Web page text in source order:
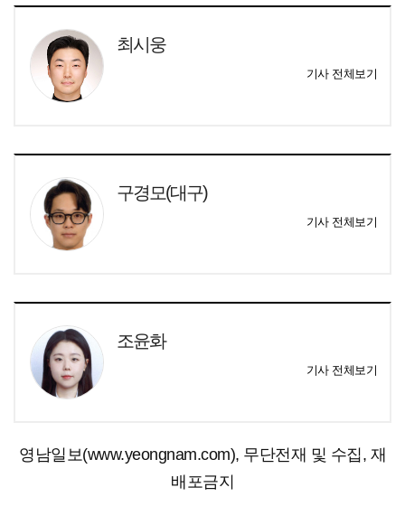
최시웅
기사 전체보기
구경모(대구)
기사 전체보기
조윤화
기사 전체보기
영남일보(www.yeongnam.com), 무단전재 및 수집, 재
배포금지